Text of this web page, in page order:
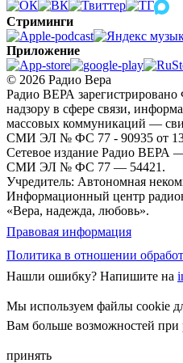
Стриминги
Приложение
© 2026 Радио Вера
Радио ВЕРА
надзору в сфере связи,
массовых коммуникаций —
СМИ ЭЛ № ФС 77 - 90935 от
Сетевое издание Радио ВЕРА
СМИ ЭЛ № ФС 77 — 54421.
Учредитель: Автономная
Информационный центр
«Вера, надежда, любовь».
Правовая информация
Политика в отношении
Нашли ошибку? Напишите на
Мы используем файлы cookie
Вам больше возможностей при
принять